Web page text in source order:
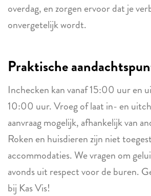
overdag, en zorgen ervoor dat je
onvergetelijk wordt.
Praktische
Inchecken kan vanaf 15:00 uur en
10:00 uur. Vroeg of laat in- en
aanvraag mogelijk, afhankelijk van
Roken en huisdieren zijn niet
accommodaties. We vragen om
avonds uit respect voor de buren.
bij Kas Vis!